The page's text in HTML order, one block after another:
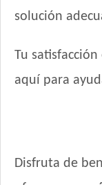
solución
Tu
aquí para
Disfruta de